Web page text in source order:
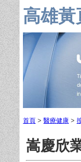
高雄黃
首頁 > 醫療健康 >
嵩慶欣